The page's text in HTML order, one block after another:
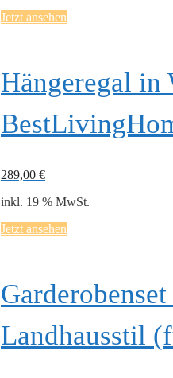
Jetzt ansehen
Hängeregal in
289,00 €
inkl. 19 % MwSt.
Jetzt ansehen
Landhausstil